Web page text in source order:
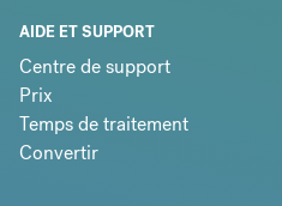
AIDE ET SUPPORT
Centre de support
Prix
Temps de traitement
Convertir